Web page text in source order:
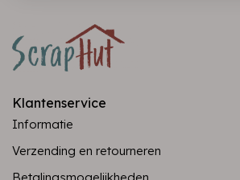
Klantenservice
Informatie
Verzending en retourneren